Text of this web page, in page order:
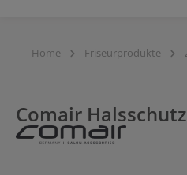
Home Friseurprodukte
Comair